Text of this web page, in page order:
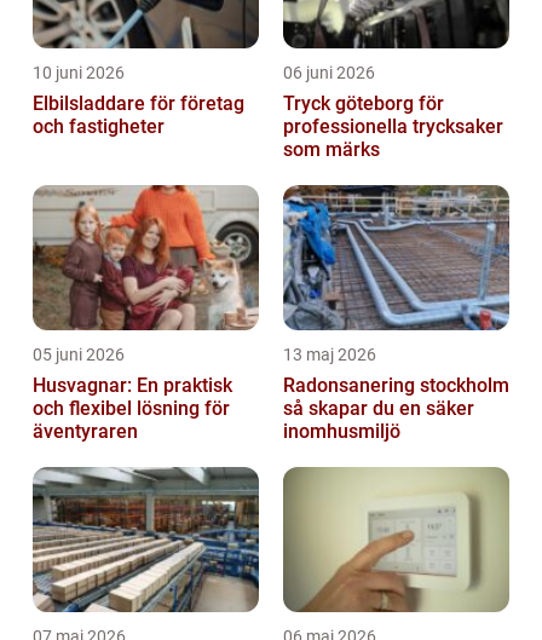
10 juni 2026
Elbilsladdare för företag
och fastigheter
06 juni 2026
Tryck göteborg för
professionella trycksaker
som märks
05 juni 2026
Husvagnar: En praktisk
och flexibel lösning för
äventyraren
13 maj 2026
Radonsanering stockholm
så skapar du en säker
inomhusmiljö